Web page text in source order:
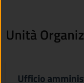
Unità
Ufficio